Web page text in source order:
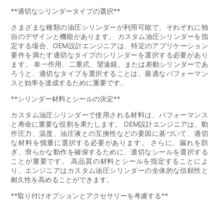
**適切なシリンダータイプの選択**
さまざまな種類の油圧シリンダーが利用可能で、それぞれに独
自のデザインと機能があります。 カスタム油圧シリンダーを指
定する場合、OEM設計エンジニアは、特定のアプリケーション
要件を満たす適切なタイプのシリンダーを選択する必要があり
ます。 単一作用、二重式、望遠鏡、または差動シリンダーであ
ろうと、適切なタイプを選択することは、最適なパフォーマン
スと効率を達成するために重要です。
**シリンダー材料とシールの決定**
カスタム油圧シリンダーで使用される材料は、パフォーマンス
と寿命に重要な役割を果たします。 OEM設計エンジニアは、動
作圧力、温度、油圧液との互換性などの要因に基づいて、適切
な材料を慎重に選択する必要があります。 さらに、漏れを防
ぎ、滑らかな動作を確保するために、適切なシールを選択する
ことが重要です。 高品質の材料とシールを指定することによ
り、エンジニアはカスタム油圧シリンダーの全体的な信頼性と
耐久性を高めることができます。
**取り付けオプションとアクセサリーを考慮する**